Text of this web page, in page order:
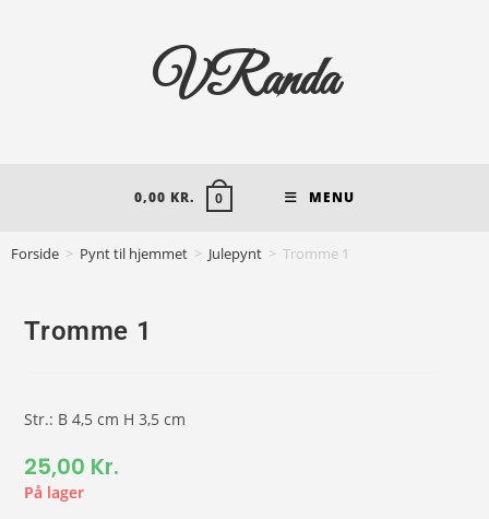
VRanda
0,00 KR. 0 MENU
Forside > Pynt til hjemmet > Julepynt > Tromme 1
Tromme 1
Str.: B 4,5 cm H 3,5 cm
25,00 Kr.
På lager